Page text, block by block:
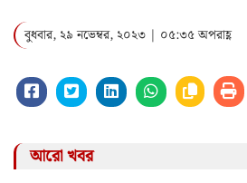
বুধবার, ২৯ নভেম্বর, ২০২৩ | ০৫:৩৫ অপরাহ্ণ
আরো খবর